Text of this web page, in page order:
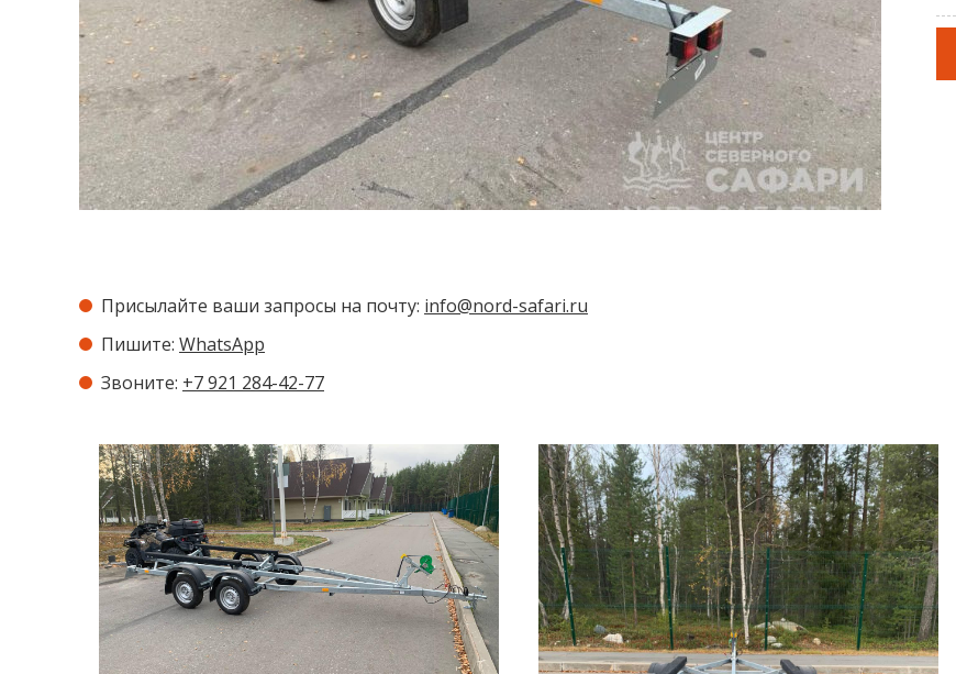
Присылайте ваши запросы на почту: info@nord-safari.ru
Пишите: WhatsApp
Звоните: +7 921 284-42-77